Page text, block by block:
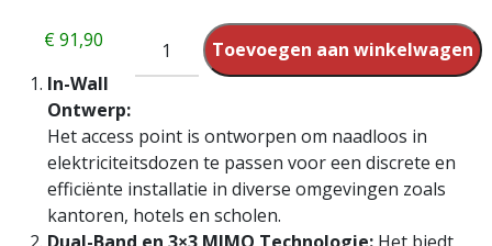
Toevoegen aan winkelwagen
€91,90
In-Wall
Ontwerp:
Het access point is ontworpen om naadloos in
elektriciteitsdozen te passen voor een discrete en
efficiënte installatie in diverse omgevingen zoals
kantoren, hotels en scholen.